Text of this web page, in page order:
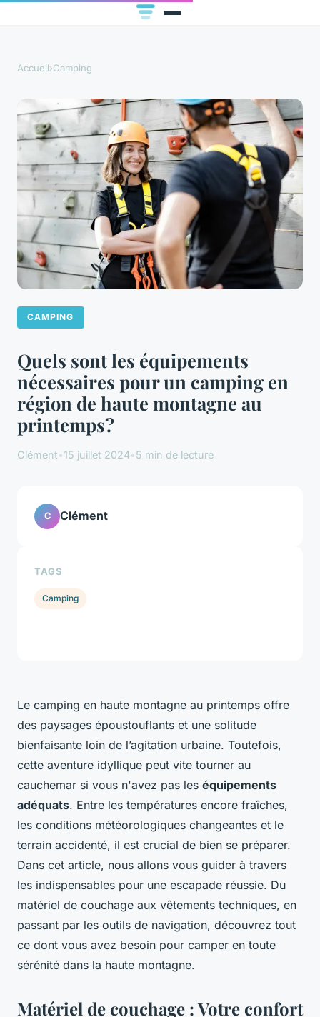
Accueil›Camping
CAMPING
Quels sont les équipements
nécessaires pour un camping en
région de haute montagne au
printemps?
Clément•15 juillet 2024•5 min de lecture
Le camping en haute montagne au printemps offre
des paysages époustouflants et une solitude
bienfaisante loin de l’agitation urbaine. Toutefois,
cette aventure idyllique peut vite tourner au
cauchemar si vous n'avez pas les équipements
adéquats. Entre les températures encore fraîches,
les conditions météorologiques changeantes et le
terrain accidenté, il est crucial de bien se préparer.
Dans cet article, nous allons vous guider à travers
les indispensables pour une escapade réussie. Du
matériel de couchage aux vêtements techniques, en
passant par les outils de navigation, découvrez tout
ce dont vous avez besoin pour camper en toute
sérénité dans la haute montagne.
Matériel de couchage : Votre confort
C Clément
TAGS
Camping